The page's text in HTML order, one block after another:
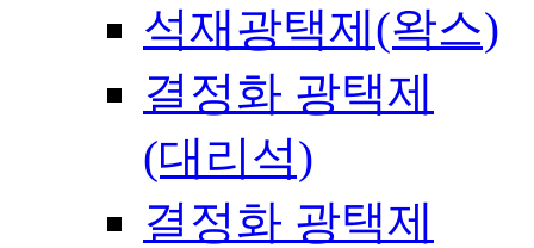
석재광택제(왁스)
결정화 광택제
(대리석)
결정화 광택제